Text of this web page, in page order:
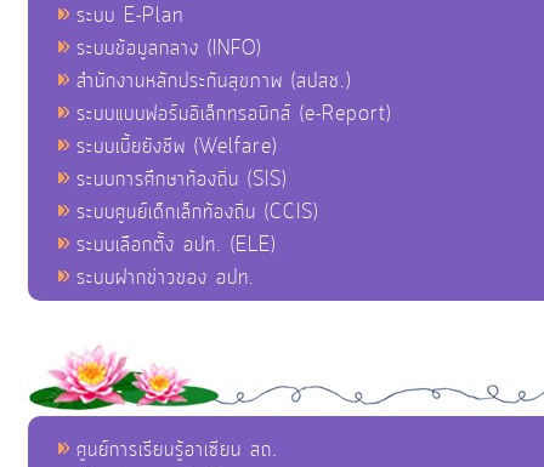
ระบบ E-Plan
ระบบข้อมูลกลาง (INFO)
สำนักงานหลักประกันสุขภาพ (สปสช.)
ระบบแบบฟอร์มอิเล็กทรอนิกส์ (e-Report)
ระบบเบี้ยยังชีพ (Welfare)
ระบบการศึกษาท้องถิ่น (SIS)
ระบบศูนย์เด็กเล็กท้องถิ่น (CCIS)
ระบบเลือกตั้ง อปท. (ELE)
ระบบฝากข่าวของ อปท.
ศูนย์การเรียนรู้อาเซียน สถ.